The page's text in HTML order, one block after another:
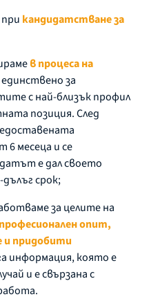
кандидатстване за
в процеса на
за
с най-близък профил
позиция. След
6 месеца и се
е дал своето
дълъг срок;
за целите на
опит,
и придобити
информация, която е
и е свързана с